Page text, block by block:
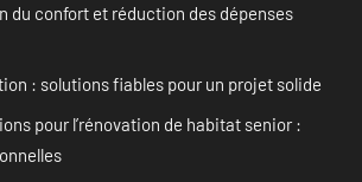
du confort et réduction des dépenses
: solutions fiables pour un projet solide
pour l’rénovation de habitat senior :